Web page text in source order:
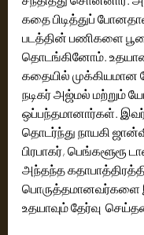
கதை பிடித்துப்
படத்தின் பணிகளை
தொடங்கினோம்.
கதையில் முக்கியமான
நடிகர் அஜ்மல் மற்றும்
ஒப்பந்தமானார்கள்.
தொடர்ந்து நாயகி
பிரபாகர், பெங்களூரூ
அந்தந்த
பொருத்தமானவர்களை
உதயாவும் தேர்வு